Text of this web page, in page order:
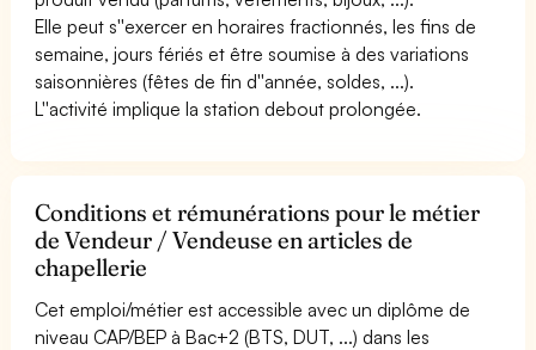
Elle peut s''exercer en horaires fractionnés, les fins de
semaine, jours fériés et être soumise à des variations
saisonnières (fêtes de fin d''année, soldes, ...).
L''activité implique la station debout prolongée.
Conditions et rémunérations pour le métier
de Vendeur / Vendeuse en articles de
chapellerie
Cet emploi/métier est accessible avec un diplôme de
niveau CAP/BEP à Bac+2 (BTS, DUT, ...) dans les